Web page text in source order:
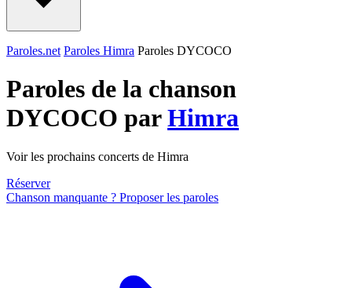
Paroles.net Paroles Himra Paroles DYCOCO
Paroles de la chanson
DYCOCO parHimra
Voir les prochains concerts de Himra
Réserver
Chanson manquante ? Proposer les paroles